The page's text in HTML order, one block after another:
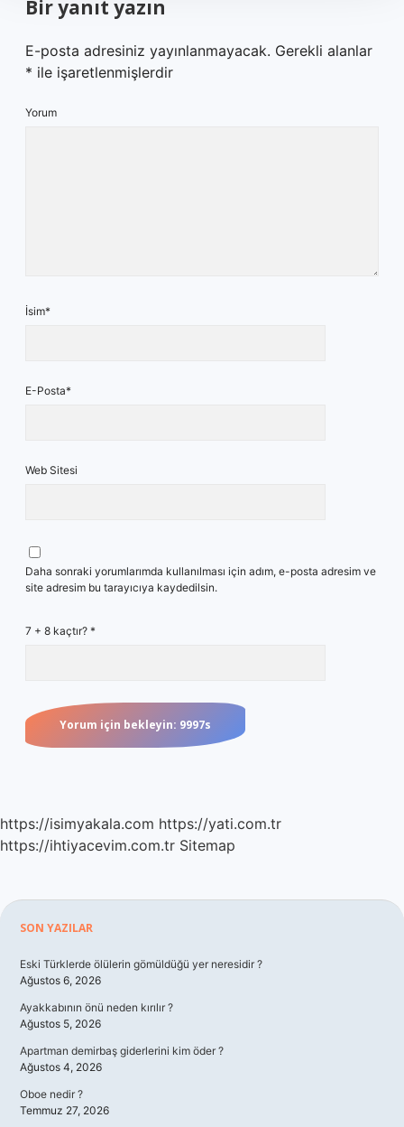
Bir yanıt yazın
E-posta adresiniz yayınlanmayacak. Gerekli alanlar
* ile işaretlenmişlerdir
Yorum
İsim*
E-Posta*
Web Sitesi
Daha sonraki yorumlarımda kullanılması için adım, e-posta adresim ve
site adresim bu tarayıcıya kaydedilsin.
7 + 8 kaçtır? *
https://isimyakala.com https://yati.com.tr
https://ihtiyacevim.com.tr Sitemap
Sidebar
SON YAZILAR
Eski Türklerde ölülerin gömüldüğü yer neresidir ?
Ağustos 6, 2026
Ayakkabının önü neden kırılır ?
Ağustos 5, 2026
Apartman demirbaş giderlerini kim öder ?
Ağustos 4, 2026
Oboe nedir ?
Temmuz 27, 2026